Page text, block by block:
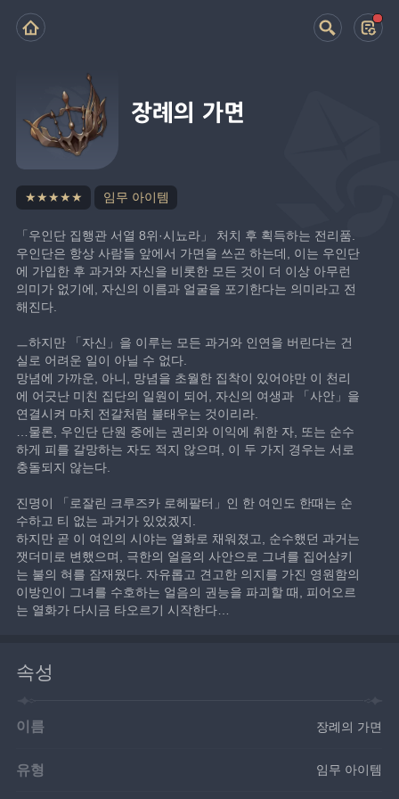
장례의 가면
★★★★★ 임무 아이템
「우인단 집행관 서열 8위·시뇨라」 처치 후 획득하는 전리품.
우인단은 항상 사람들 앞에서 가면을 쓰곤 하는데, 이는 우인단
에 가입한 후 과거와 자신을 비롯한 모든 것이 더 이상 아무런
의미가 없기에, 자신의 이름과 얼굴을 포기한다는 의미라고 전
해진다.
ㅡ하지만 「자신」을 이루는 모든 과거와 인연을 버린다는 건
실로 어려운 일이 아닐 수 없다.
망념에 가까운, 아니, 망념을 초월한 집착이 있어야만 이 천리
에 어긋난 미친 집단의 일원이 되어, 자신의 여생과 「사안」을
연결시켜 마치 전갈처럼 불태우는 것이리라.
…물론, 우인단 단원 중에는 권리와 이익에 취한 자, 또는 순수
하게 피를 갈망하는 자도 적지 않으며, 이 두 가지 경우는 서로
충돌되지 않는다.
진명이 「로잘린 크루즈카 로헤팔터」인 한 여인도 한때는 순
수하고 티 없는 과거가 있었겠지.
하지만 곧 이 여인의 시야는 열화로 채워졌고, 순수했던 과거는
잿더미로 변했으며, 극한의 얼음의 사안으로 그녀를 집어삼키
는 불의 혀를 잠재웠다. 자유롭고 견고한 의지를 가진 영원함의
이방인이 그녀를 수호하는 얼음의 권능을 파괴할 때, 피어오르
는 열화가 다시금 타오르기 시작한다…
속성
이름 장례의 가면
유형 임무 아이템